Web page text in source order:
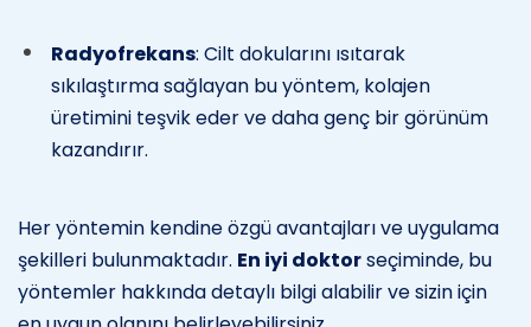
Radyofrekans: Cilt dokularını ısıtarak
sıkılaştırma sağlayan bu yöntem, kolajen
üretimini teşvik eder ve daha genç bir görünüm
kazandırır.
Her yöntemin kendine özgü avantajları ve uygulama
şekilleri bulunmaktadır. En iyi doktorseçiminde, bu
yöntemler hakkında detaylı bilgi alabilir ve sizin için